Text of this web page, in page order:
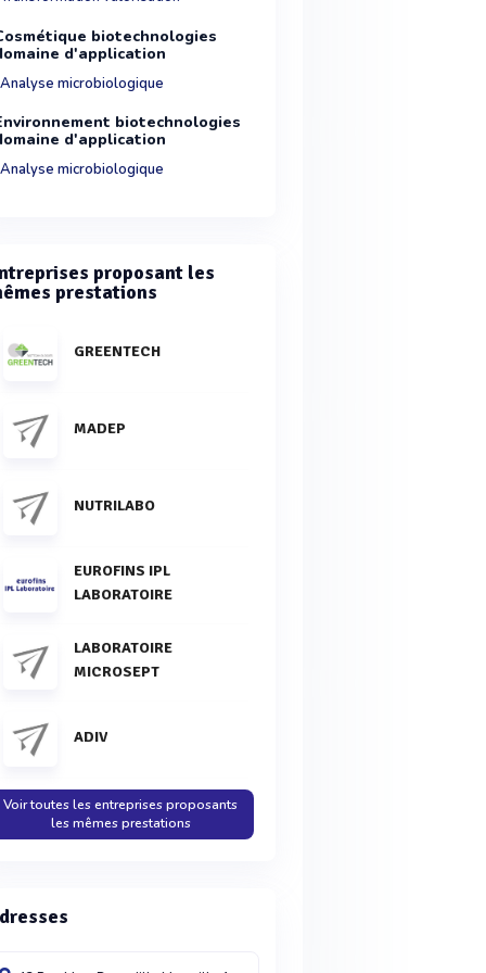
biotechnologies
d'application
Analyse microbiologique
biotechnologies
d'application
Analyse microbiologique
proposant les
prestations
GREENTECH
MADEP
NUTRILABO
EUROFINS IPL
LABORATOIRE
LABORATOIRE
MICROSEPT
ADIV
Voir toutes les entreprises proposants
les mêmes prestations